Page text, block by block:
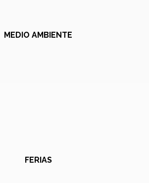
MEDIO AMBIENTE
FERIAS